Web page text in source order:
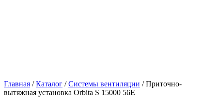
Главная /Каталог /Системы вентиляции / Приточно-
вытяжная установка Orbita S 15000 56Е